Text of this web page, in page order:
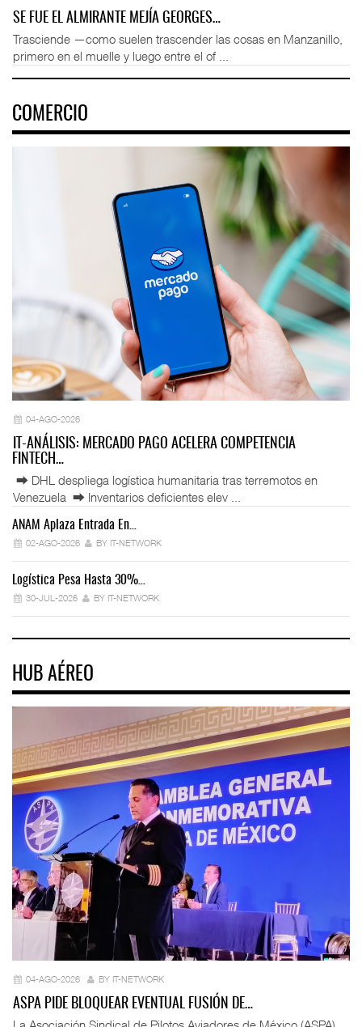
SE FUE EL ALMIRANTE MEJÍA GEORGES…
Trasciende —como suelen trascender las cosas en Manzanillo,
primero en el muelle y luego entre el of ...
COMERCIO
04-AGO-2026
IT-ANÁLISIS: MERCADO PAGO ACELERA COMPETENCIA
FINTECH…
⮕ DHL despliega logística humanitaria tras terremotos en
Venezuela ⮕ Inventarios deficientes elev ...
ANAM Aplaza Entrada En…
02-AGO-2026 BY IT-NETWORK
Logística Pesa Hasta 30%…
30-JUL-2026 BY IT-NETWORK
HUB AÉREO
04-AGO-2026 BY IT-NETWORK
ASPA PIDE BLOQUEAR EVENTUAL FUSIÓN DE…